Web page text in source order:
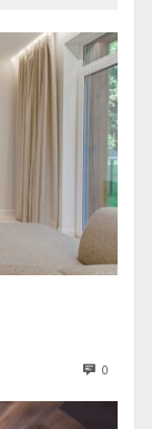
0